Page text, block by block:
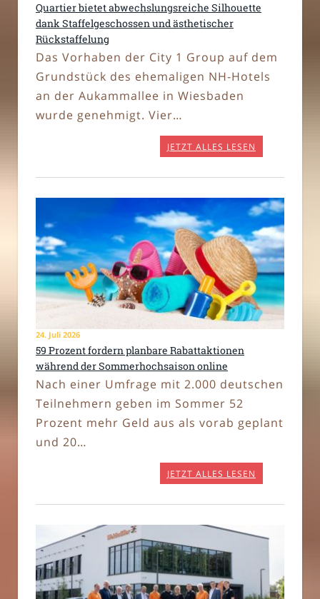
Quartier bietet abwechslungsreiche Silhouette
dank Staffelgeschossen und ästhetischer
Rückstaffelung
Das Vorhaben der City 1 Group auf dem
Grundstück des ehemaligen NH-Hotels
an der Aukammallee in Wiesbaden
wurde genehmigt. Vier…
JETZT ALLES LESEN
24. Juli 2026
59 Prozent fordern planbare Rabattaktionen
während der Sommerhochsaison online
Nach einer Umfrage mit 2.000 deutschen
Teilnehmern geben im Sommer 52
Prozent mehr Geld aus als vorab geplant
und 20…
JETZT ALLES LESEN